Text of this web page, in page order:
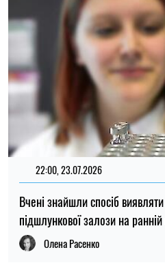
22:00, 23.07.2026
Вчені знайшли спосіб
підшлункової залози на ранній
Олена Расенко